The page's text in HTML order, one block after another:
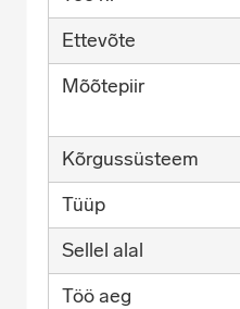
Ettevõte
Mõõtepiir
Kõrgussüsteem
Tüüp
Sellel alal
Töö aeg